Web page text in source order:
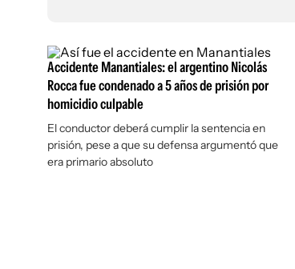
Café y Negocios
Economía y Empresas
Agro
Brand Studio
Mundo
Accidente Manantiales: el argentino Nicolás
Rocca fue condenado a 5 años de prisión por
homicidio culpable
El conductor deberá cumplir la sentencia en
prisión, pese a que su defensa argumentó que
era primario absoluto